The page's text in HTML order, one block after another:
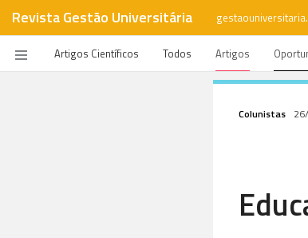
Revista Gestão Universitária
Artigos Científicos Todos Artigos
Colunistas